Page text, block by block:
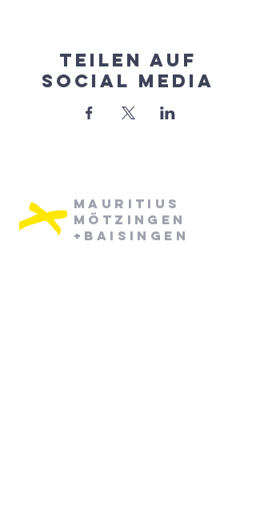
Teilen auf
Social Media
Mauritius
Mötzingen
+Baisingen